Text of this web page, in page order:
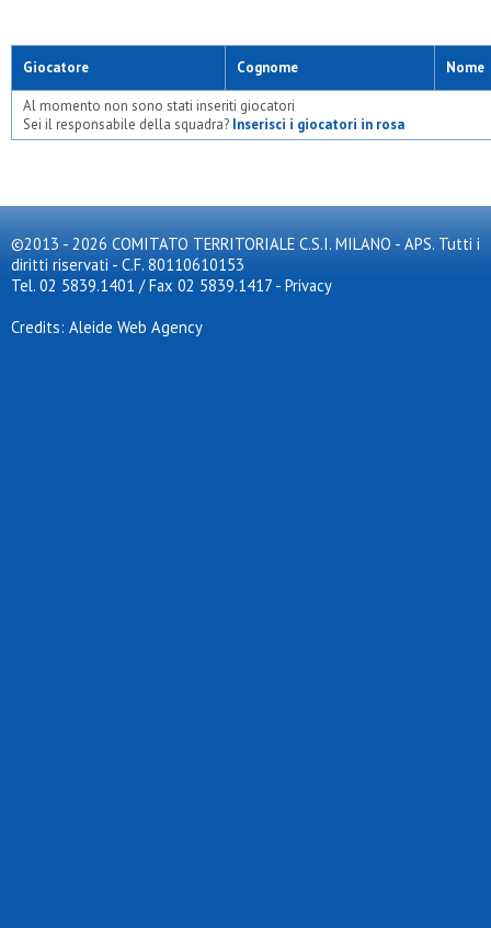
Giocatore Cognome Nome
Al momento non sono stati inseriti giocatori
Sei il responsabile della squadra? Inserisci i giocatori in rosa
©2013 - 2026 COMITATO TERRITORIALE C.S.I. MILANO - APS. Tutti i
diritti riservati - C.F. 80110610153
Tel. 02 5839.1401 / Fax 02 5839.1417 - Privacy
Credits: Aleide Web Agency